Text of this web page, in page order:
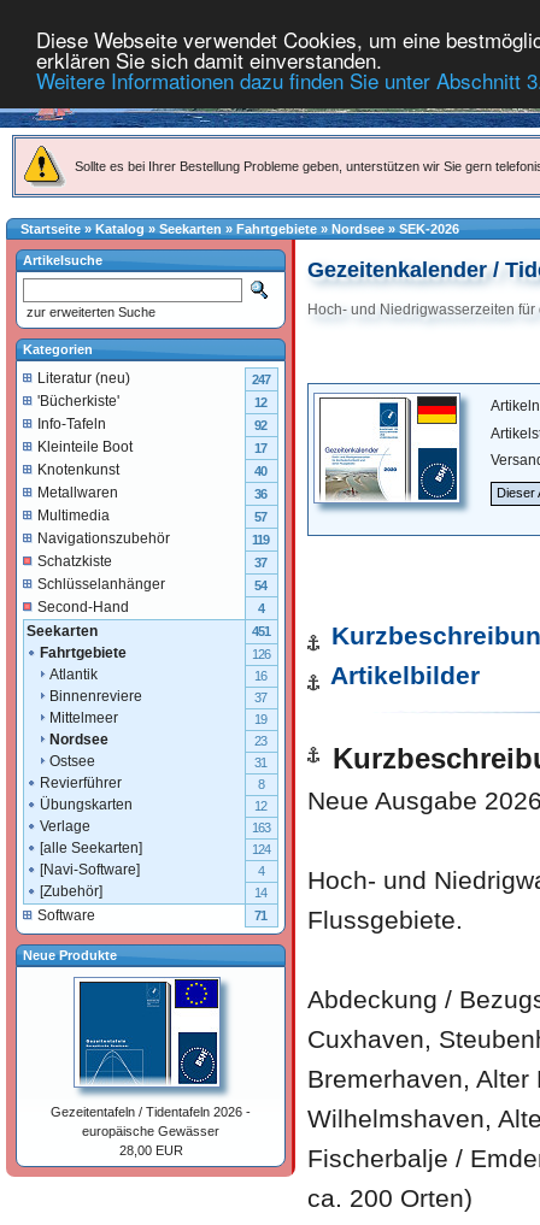
Diese Webseite verwendet Cookies, um eine
erklären Sie sich damit einverstanden.
Weitere Informationen dazu finden Sie unter Abschnitt
Sollte es bei Ihrer Bestellung Probleme geben, unterstützen wir Sie gern
Startseite»Katalog » Seekarten » Fahrtgebiete » Nordsee » SEK-2026
Gezeitenkalender /
Hoch- und Niedrigwasserzeiten
Dieser
Artikelbilder
Neue Ausgabe
Hoch- und
Flussgebiete.
Abdeckung /
Cuxhaven,
Bremerhaven,
Wilhelmshaven,
Fischerbalje /
ca. 200 Orten)
Artikelsuche
zur erweiterten Suche
Kategorien
Literatur (neu) 247
'Bücherkiste' 12
Info-Tafeln 92
Kleinteile Boot 17
Knotenkunst 40
Metallwaren 36
Multimedia 57
Navigationszubehör 119
Schatzkiste 37
Schlüsselanhänger 54
Second-Hand 4
Seekarten 451
Fahrtgebiete 126
Atlantik 16
Binnenreviere 37
Mittelmeer 19
Nordsee 23
Ostsee 31
Revierführer 8
Übungskarten 12
Verlage 163
[alle Seekarten] 124
[Navi-Software] 4
[Zubehör] 14
Software 71
Neue Produkte
Gezeitentafeln / Tidentafeln 2026 -
europäische Gewässer
28,00 EUR